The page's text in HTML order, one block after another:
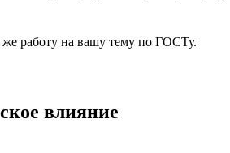
работу на вашу тему по ГОСТу.
влияние